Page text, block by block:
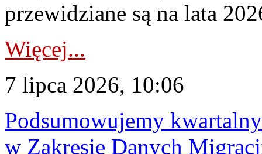
przewidziane są na lata
Więcej...
7 lipca 2026, 10:06
Podsumowujemy
w Zakresie Danych